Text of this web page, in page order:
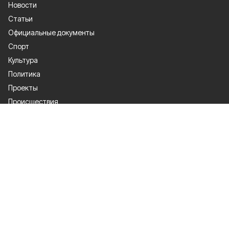
Новости
Статьи
Официальные документы
Спорт
Культура
Политика
Проекты
Происшествия